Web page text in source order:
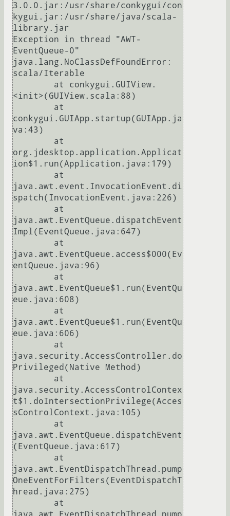
3.0.0.jar:/usr/share/conkygui/con
kygui.jar:/usr/share/java/scala-
library.jar
Exception in thread "AWT-
EventQueue-0"
java.lang.NoClassDefFoundError:
scala/Iterable
<init>(GUIView.scala:88)
conkygui.GUIApp.startup(GUIApp.ja
va:43)
org.jdesktop.application.Applicat
ion$1.run(Application.java:179)
java.awt.event.InvocationEvent.di
spatch(InvocationEvent.java:226)
java.awt.EventQueue.dispatchEvent
Impl(EventQueue.java:647)
java.awt.EventQueue.access$000(Ev
entQueue.java:96)
java.awt.EventQueue$1.run(EventQu
eue.java:608)
java.awt.EventQueue$1.run(EventQu
eue.java:606)
java.security.AccessController.do
Privileged(Native Method)
java.security.AccessControlContex
t$1.doIntersectionPrivilege(Acces
sControlContext.java:105)
java.awt.EventQueue.dispatchEvent
(EventQueue.java:617)
java.awt.EventDispatchThread.pump
OneEventForFilters(EventDispatchT
hread.java:275)